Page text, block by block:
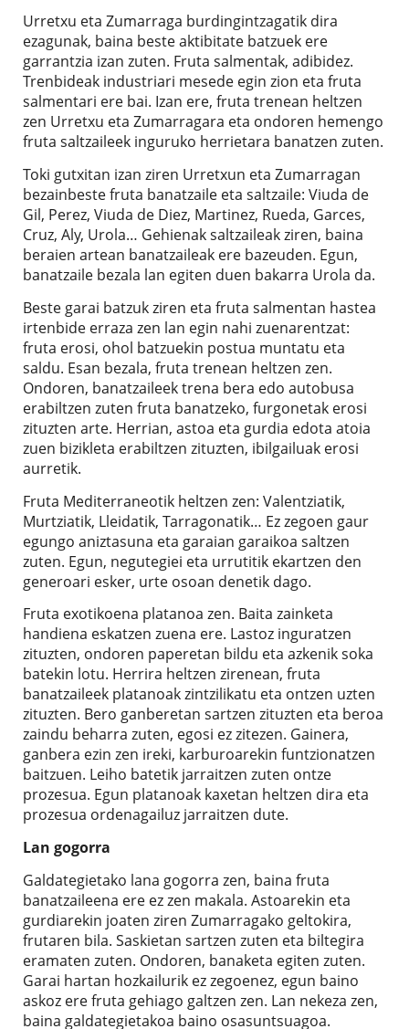
Urretxu eta Zumarraga burdingintzagatik dira
ezagunak, baina beste aktibitate batzuek ere
garrantzia izan zuten. Fruta salmentak, adibidez.
Trenbideak industriari mesede egin zion eta fruta
salmentari ere bai. Izan ere, fruta trenean heltzen
zen Urretxu eta Zumarragara eta ondoren hemengo
fruta saltzaileek inguruko herrietara banatzen zuten.
Toki gutxitan izan ziren Urretxun eta Zumarragan
bezainbeste fruta banatzaile eta saltzaile: Viuda de
Gil, Perez, Viuda de Diez, Martinez, Rueda, Garces,
Cruz, Aly, Urola… Gehienak saltzaileak ziren, baina
beraien artean banatzaileak ere bazeuden. Egun,
banatzaile bezala lan egiten duen bakarra Urola da.
Beste garai batzuk ziren eta fruta salmentan hastea
irtenbide erraza zen lan egin nahi zuenarentzat:
fruta erosi, ohol batzuekin postua muntatu eta
saldu. Esan bezala, fruta trenean heltzen zen.
Ondoren, banatzaileek trena bera edo autobusa
erabiltzen zuten fruta banatzeko, furgonetak erosi
zituzten arte. Herrian, astoa eta gurdia edota atoia
zuen bizikleta erabiltzen zituzten, ibilgailuak erosi
aurretik.
Fruta Mediterraneotik heltzen zen: Valentziatik,
Murtziatik, Lleidatik, Tarragonatik… Ez zegoen gaur
egungo aniztasuna eta garaian garaikoa saltzen
zuten. Egun, negutegiei eta urrutitik ekartzen den
generoari esker, urte osoan denetik dago.
Fruta exotikoena platanoa zen. Baita zainketa
handiena eskatzen zuena ere. Lastoz inguratzen
zituzten, ondoren paperetan bildu eta azkenik soka
batekin lotu. Herrira heltzen zirenean, fruta
banatzaileek platanoak zintzilikatu eta ontzen uzten
zituzten. Bero ganberetan sartzen zituzten eta beroa
zaindu beharra zuten, egosi ez zitezen. Gainera,
ganbera ezin zen ireki, karburoarekin funtzionatzen
baitzuen. Leiho batetik jarraitzen zuten ontze
prozesua. Egun platanoak kaxetan heltzen dira eta
prozesua ordenagailuz jarraitzen dute.
Lan gogorra
Galdategietako lana gogorra zen, baina fruta
banatzaileena ere ez zen makala. Astoarekin eta
gurdiarekin joaten ziren Zumarragako geltokira,
frutaren bila. Saskietan sartzen zuten eta biltegira
eramaten zuten. Ondoren, banaketa egiten zuten.
Garai hartan hozkailurik ez zegoenez, egun baino
askoz ere fruta gehiago galtzen zen. Lan nekeza zen,
baina galdategietakoa baino osasuntsuagoa.